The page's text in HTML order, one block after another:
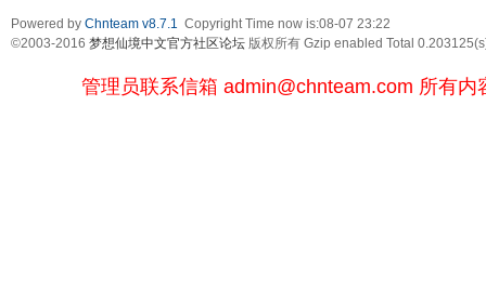
Powered by Chnteam v8.7.1 Copyright Time now is:08-07 23:22
©2003-2016 梦想仙境中文官方社区论坛 版权所有 Gzip enabled Total
管理员联系信箱 admin@chnteam.com 所有内